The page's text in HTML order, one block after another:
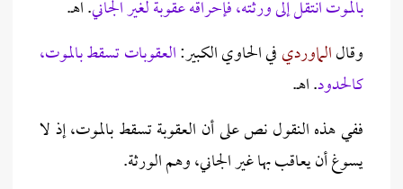
بالموت انتقل إلى ورثته، فإحراقه عقوبة لغير الجاني. اهـ.
وقالالماورديفي الحاوي الكبير:العقوبات تسقط بالموت،
كالحدود. اهـ.
ففي هذه النقول نص على أن العقوبة تسقط بالموت، إذ لا
يسوغ أن يعاقب بها غير الجاني، وهم الورثة.